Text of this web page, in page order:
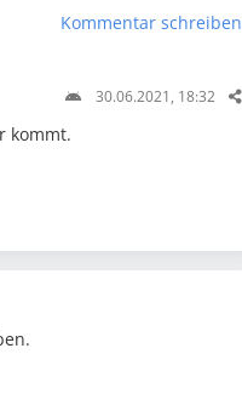
Kommentar schreiben
30.06.2021, 18:32
kommt.